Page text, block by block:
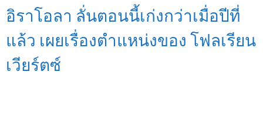
อิราโอลา ลั่นตอนนี้เก่งกว่าเมื่อปีที่
แล้ว เผยเรื่องตำแหน่งของ โฟลเรียน
เวียร์ตซ์